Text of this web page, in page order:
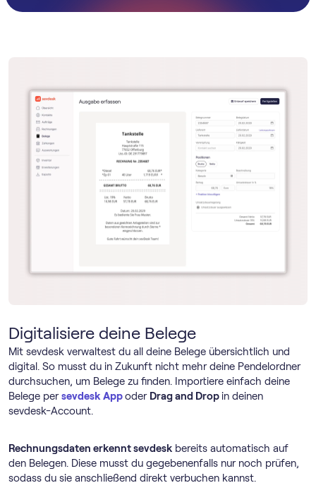
Digitalisiere deine Belege
Mit sevdesk verwaltest du all deine Belege übersichtlich und
digital. So musst du in Zukunft nicht mehr deine Pendelordner
durchsuchen, um Belege zu finden. Importiere einfach deine
Belege persevdesk Appoder Drag and Drop in deinen
sevdesk-Account.
Rechnungsdaten erkennt sevdesk bereits automatisch auf
den Belegen. Diese musst du gegebenenfalls nur noch prüfen,
sodass du sie anschließend direkt verbuchen kannst.